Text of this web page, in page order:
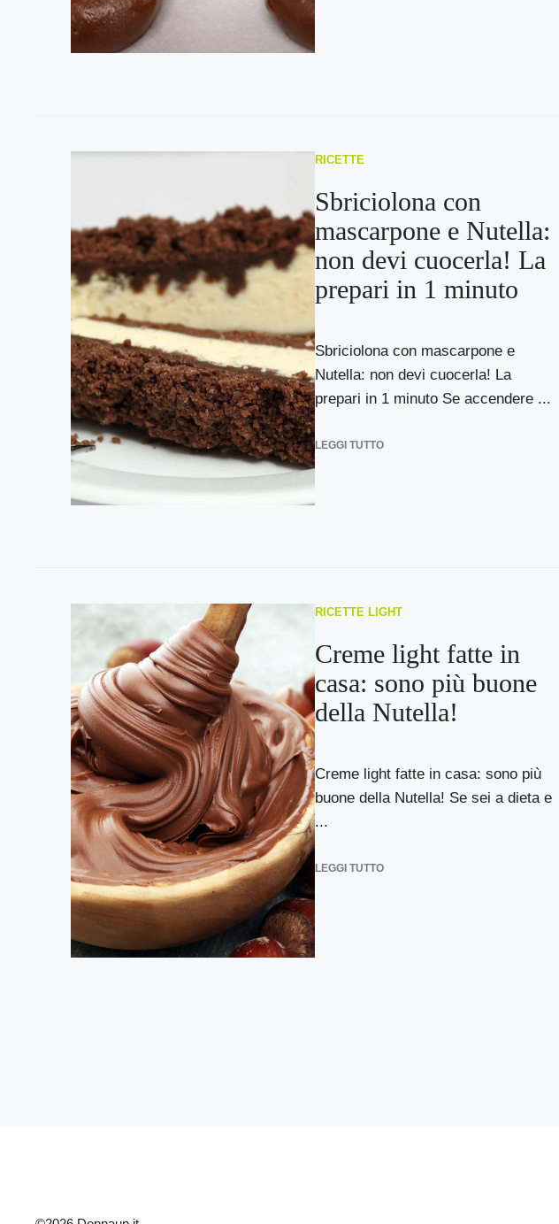
RICETTE
Sbriciolona con
mascarpone e Nutella:
non devi cuocerla! La
prepari in 1 minuto
Sbriciolona con mascarpone e
Nutella: non devi cuocerla! La
prepari in 1 minuto Se accendere ...
LEGGI TUTTO
RICETTE LIGHT
Creme light fatte in
casa: sono più buone
della Nutella!
Creme light fatte in casa: sono più
buone della Nutella! Se sei a dieta e
...
LEGGI TUTTO